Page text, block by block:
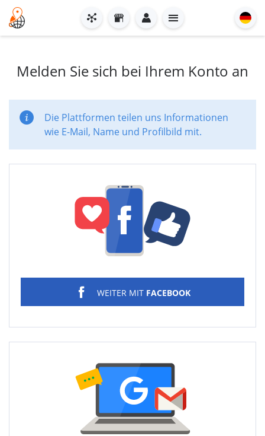
Melden Sie sich bei Ihrem Konto an
Die Plattformen teilen uns Informationen
wie E-Mail, Name und Profilbild mit.
WEITER MIT FACEBOOK